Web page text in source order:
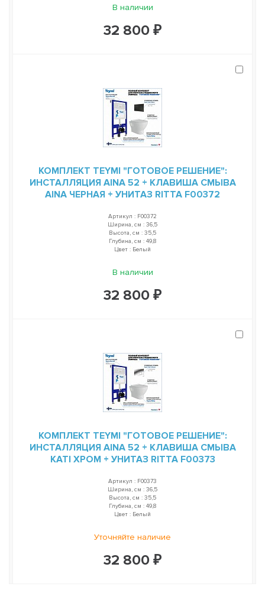
В наличии
32 800 ₽
КОМПЛЕКТ TEYMI "ГОТОВОЕ РЕШЕНИЕ":
ИНСТАЛЛЯЦИЯ AINA 52 + КЛАВИША СМЫВА
AINA ЧЕРНАЯ + УНИТАЗ RITTA F00372
Артикул : F00372
Ширина, см : 36,5
Высота, см : 35,5
Глубина, см : 49,8
Цвет : Белый
В наличии
32 800 ₽
КОМПЛЕКТ TEYMI "ГОТОВОЕ РЕШЕНИЕ":
ИНСТАЛЛЯЦИЯ AINA 52 + КЛАВИША СМЫВА
KATI ХРОМ + УНИТАЗ RITTA F00373
Артикул : F00373
Ширина, см : 36,5
Высота, см : 35,5
Глубина, см : 49,8
Цвет : Белый
Уточняйте наличие
32 800 ₽